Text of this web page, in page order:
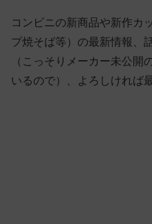
コンビニの新商品や新作カ
プ焼そば等）の最新情報、
（こっそりメーカー未公開
いるので）、よろしければ